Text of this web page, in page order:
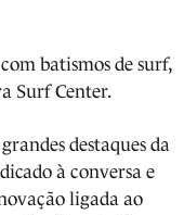
batismos de surf,
Surf Center.
destaques da
à conversa e
ligada ao